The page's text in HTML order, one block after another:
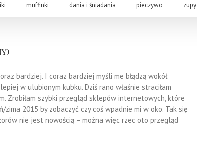
muffinki dania i śniadania pieczywo zupy
bardziej. I coraz bardziej myśli me błądzą wokół
w ulubionym kubku. Dziś rano właśnie straciłam
Zrobiłam szybki przegląd sklepów internetowych, które
2015 by zobaczyć czy coś wpadnie mi w oko. Tak się
nie jest nowością – można więc rzec oto przegląd